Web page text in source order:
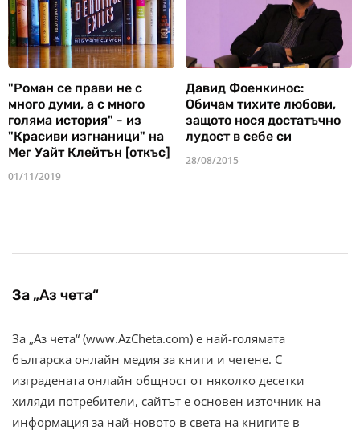
"Роман се прави не с
много думи, а с много
голяма история" - из
"Красиви изгнаници" на
Мег Уайт Клейтън [откъс]
01/11/2019
Давид Фоенкинос:
Обичам тихите любови,
защото нося достатъчно
лудост в себе си
28/08/2015
За „Аз чета“
За „Аз чета“ (www.AzCheta.com) е най-голямата
българска онлайн медия за книги и четене. С
изградената онлайн общност от няколко десетки
хиляди потребители, сайтът е основен източник на
информация за най-новото в света на книгите в